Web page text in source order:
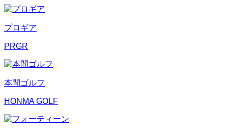
プロギア
PRGR
本間ゴルフ
HONMA GOLF